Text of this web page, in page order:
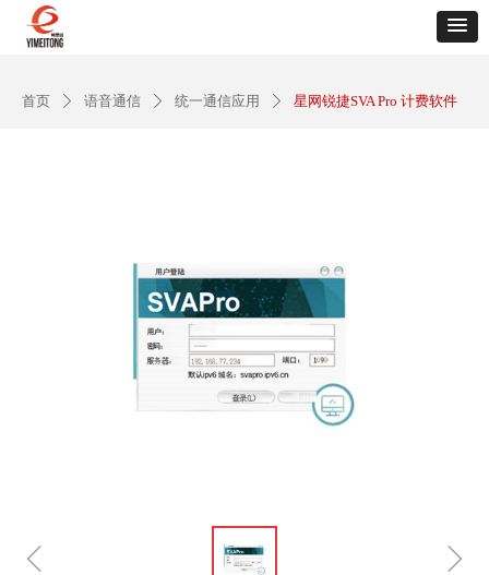
首页 ꄲ 语音通信 ꄲ 统一通信应用 ꄲ 星网锐捷SVA Pro 计费软件
ꁆ ꁇ